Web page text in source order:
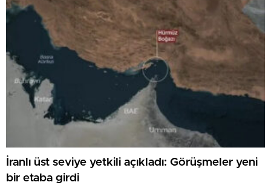
İranlı üst seviye yetkili açıkladı: Görüşmeler yeni
bir etaba girdi